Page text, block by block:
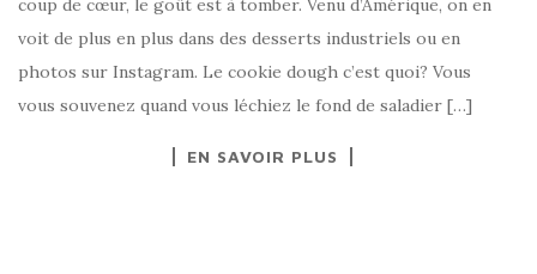
coup de cœur, le goût est à tomber. Venu d’Amérique, on en
voit de plus en plus dans des desserts industriels ou en
photos sur Instagram. Le cookie dough c’est quoi? Vous
vous souvenez quand vous léchiez le fond de saladier […]
EN SAVOIR PLUS